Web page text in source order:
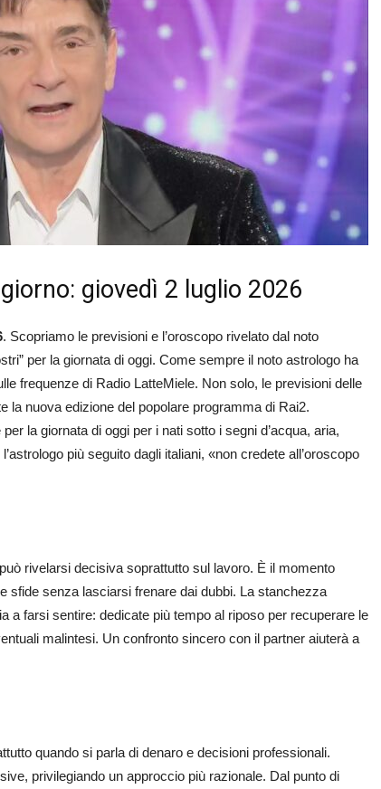
giovedì 2 luglio 2026
. Scopriamo le previsioni e l’oroscopo rivelato dal noto
per la giornata di oggi. Come sempre il noto astrologo ha
frequenze di Radio LatteMiele. Non solo, le previsioni delle
la nuova edizione del popolare programma di Rai2.
la giornata di oggi per i nati sotto i segni d’acqua, aria,
più seguito dagli italiani, «non credete all’oroscopo
rivelarsi decisiva soprattutto sul lavoro. È il momento
sfide senza lasciarsi frenare dai dubbi. La stanchezza
a farsi sentire: dedicate più tempo al riposo per recuperare le
malintesi. Un confronto sincero con il partner aiuterà a
quando si parla di denaro e decisioni professionali.
privilegiando un approccio più razionale. Dal punto di